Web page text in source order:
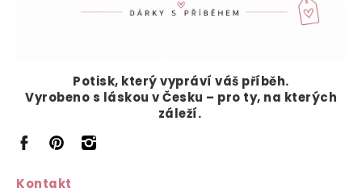
Potisk, který vyprávíváš příběh.
Vyrobeno s láskou v Česku – pro ty, na kterých
záleží.
Kontakt